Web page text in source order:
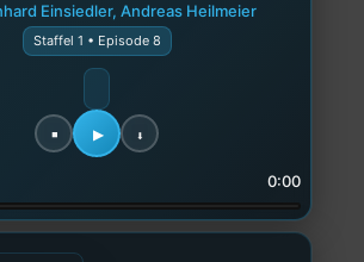
Einsiedler, Andreas Heilmeier
Staffel 1 • Episode 8
0:00